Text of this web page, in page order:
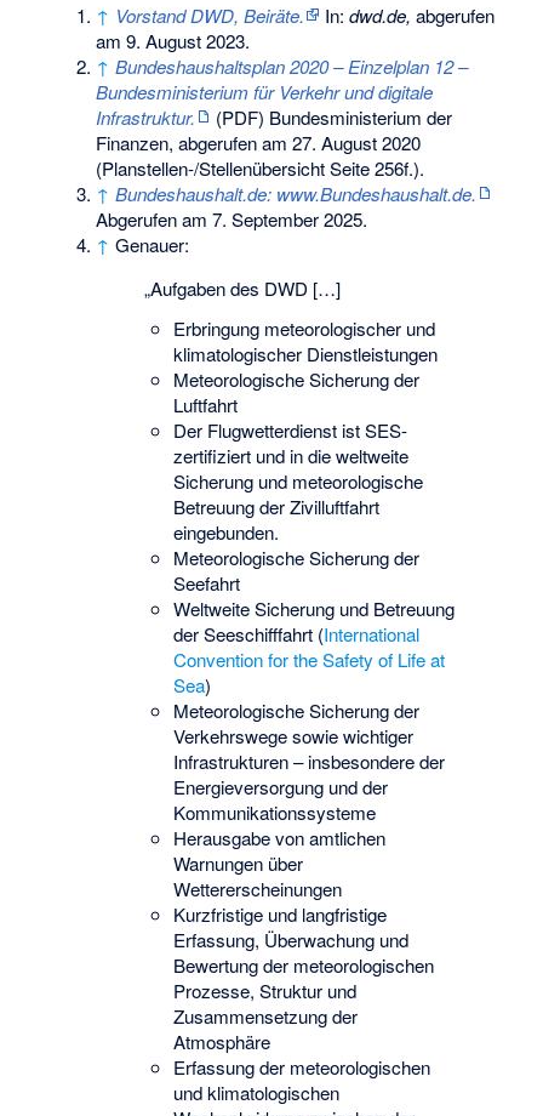
↑ Vorstand DWD, Beiräte. In:dwd.de, abgerufen
am 9. August 2023.
↑ Bundeshaushaltsplan 2020 – Einzelplan 12 –
Bundesministerium für Verkehr und digitale
Infrastruktur.
(PDF) Bundesministerium der
Finanzen, abgerufen am 27. August 2020
(Planstellen-/Stellenübersicht Seite 256f.).
↑ Bundeshaushalt.de: www.Bundeshaushalt.de.
Abgerufen am 7. September 2025.
↑ Genauer:
„Aufgaben des DWD […]
Erbringung meteorologischer und
klimatologischer Dienstleistungen
Meteorologische Sicherung der
Luftfahrt
Der Flugwetterdienst ist SES-
zertifiziert und in die weltweite
Sicherung und meteorologische
Betreuung der Zivilluftfahrt
eingebunden.
Meteorologische Sicherung der
Seefahrt
Weltweite Sicherung und Betreuung
der Seeschifffahrt (International
Convention for the Safety of Life at
Sea)
Meteorologische Sicherung der
Verkehrswege sowie wichtiger
Infrastrukturen – insbesondere der
Energieversorgung und der
Kommunikationssysteme
Herausgabe von amtlichen
Warnungen über
Wettererscheinungen
Kurzfristige und langfristige
Erfassung, Überwachung und
Bewertung der meteorologischen
Prozesse, Struktur und
Zusammensetzung der
Atmosphäre
Erfassung der meteorologischen
und klimatologischen